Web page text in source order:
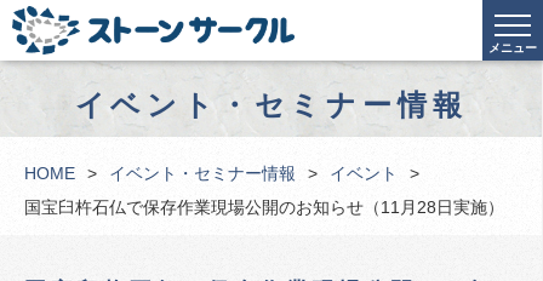
メニュー
イベント・セミナー情報
HOME イベント・セミナー情報
イベント
国宝臼杵石仏で保存作業現場公開のお知らせ（11月28日実施）